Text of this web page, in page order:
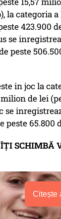
la categoria
423.900
se
peste
in joc la
de lei
se
peste 65.800
SCHIMBĂ
Citește